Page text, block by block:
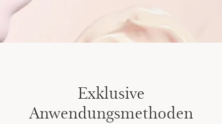
Exklusive
Anwendungsmethoden